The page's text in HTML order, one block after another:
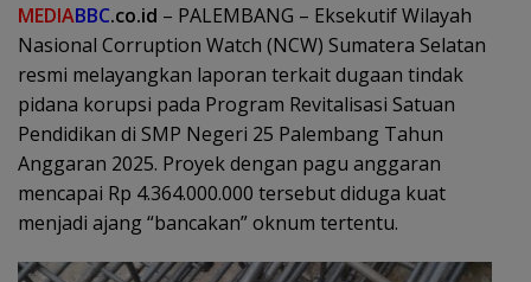
MEDIABBC.co.id – PALEMBANG – Eksekutif Wilayah
Nasional Corruption Watch (NCW) Sumatera Selatan
resmi melayangkan laporan terkait dugaan tindak
pidana korupsi pada Program Revitalisasi Satuan
Pendidikan di SMP Negeri 25 Palembang Tahun
Anggaran 2025. Proyek dengan pagu anggaran
mencapai Rp 4.364.000.000 tersebut diduga kuat
menjadi ajang “bancakan” oknum tertentu.